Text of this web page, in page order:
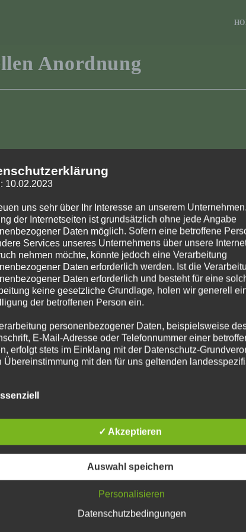
Anordnung
10.02.2023
uns sehr über Ihr Interesse an unserem
der Internetseiten ist grundsätzlich ohne jede Angabe
Daten möglich. Sofern eine betroffene
Services unseres Unternehmens über unsere
nehmen möchte, könnte jedoch eine Verarbeitung
Daten erforderlich werden. Ist die
Daten erforderlich und besteht für eine
keine gesetzliche Grundlage, holen wir generell
der betroffenen Person ein.
personenbezogener Daten, beispielsweise
E-Mail-Adresse oder Telefonnummer einer
erfolgt stets im Einklang mit der Datenschutz-
Übereinstimmung mit den für uns geltenden
die Öffentlichkeit über Art, Umfang und
genutzten und verarbeiteten
über die ihnen zustehenden Rechte
als für die Verarbeitung Verantwortlicher zahlreiche
Maßnahmen umgesetzt, um einen
Schutz der über diese Internetseite verarbeiteten
Daten sicherzustellen. Dennoch können
Datenübertragungen grundsätzlich
Grund steht es jeder betroffenen Person frei,
✓ Akzeptieren
Auswahl speichern
Personalisieren
Datenschutzbedingungen